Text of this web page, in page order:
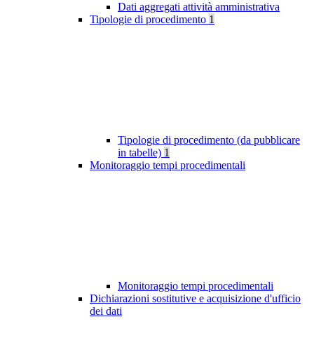
Dati aggregati attività amministrativa
Tipologie di procedimento 1
Tipologie di procedimento (da pubblicare
in tabelle) 1
Monitoraggio tempi procedimentali
Monitoraggio tempi procedimentali
Dichiarazioni sostitutive e acquisizione d'ufficio
dei dati